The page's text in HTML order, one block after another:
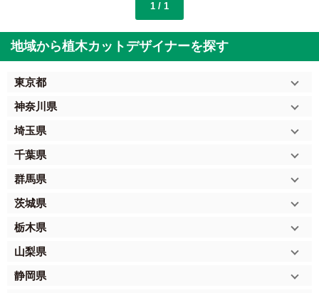
1 / 1
地域から植木カットデザイナーを探す
東京都
神奈川県
埼玉県
千葉県
群馬県
茨城県
栃木県
山梨県
静岡県